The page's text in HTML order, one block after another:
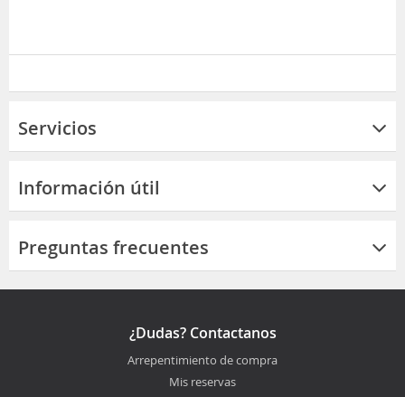
Servicios
Información útil
Preguntas frecuentes
¿Dudas? Contactanos
Arrepentimiento de compra
Mis reservas